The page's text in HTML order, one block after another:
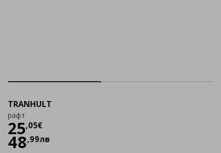
TRANHULT
рaфт
25,05€
Цена
48,99лв